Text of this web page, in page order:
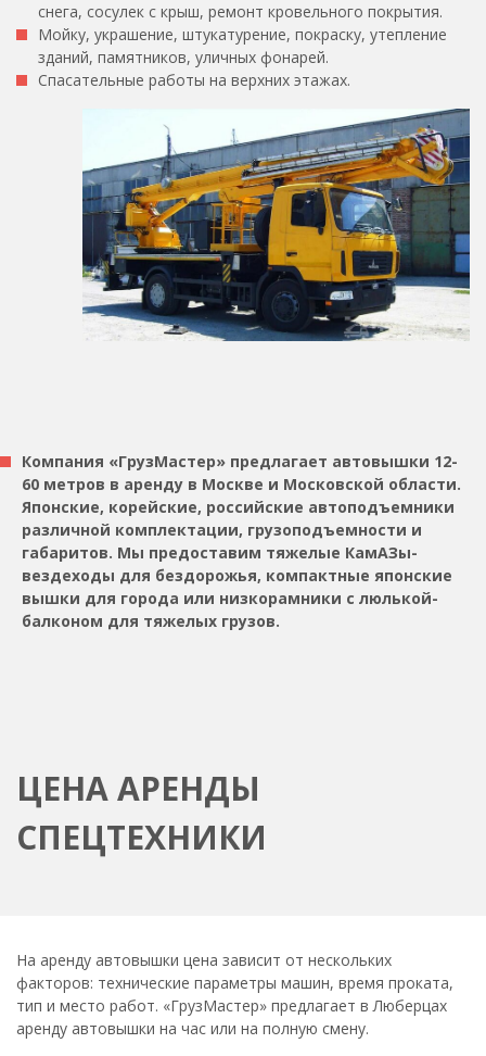
снега, сосулек с крыш, ремонт кровельного покрытия.
Мойку, украшение, штукатурение, покраску, утепление
зданий, памятников, уличных фонарей.
Спасательные работы на верхних этажах.
Компания «ГрузМастер» предлагает автовышки 12-
60 метров в аренду в Москве и Московской области.
Японские, корейские, российские автоподъемники
различной комплектации, грузоподъемности и
габаритов. Мы предоставим тяжелые КамАЗы-
вездеходы для бездорожья, компактные японские
вышки для города или низкорамники с люлькой-
балконом для тяжелых грузов.
ЦЕНА АРЕНДЫ
СПЕЦТЕХНИКИ
На аренду автовышки цена зависит от нескольких
факторов: технические параметры машин, время проката,
тип и место работ. «ГрузМастер» предлагает в Люберцах
аренду автовышки на час или на полную смену.